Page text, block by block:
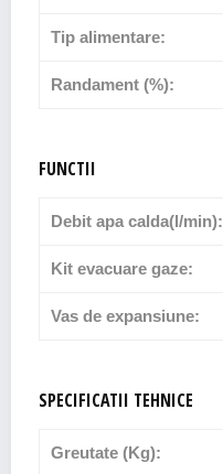
Tip alimentare:
Randament (%):
FUNCTII
Debit apa calda(l/min):
Kit evacuare gaze:
Vas de expansiune:
SPECIFICATII TEHNICE
Greutate (Kg):